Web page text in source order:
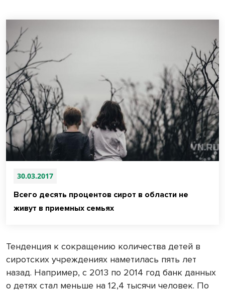
30.03.2017
Всего десять процентов сирот в области не
живут в приемных семьях
Тенденция к сокращению количества детей в
сиротских учреждениях наметилась пять лет
назад. Например, с 2013 по 2014 год банк данных
о детях стал меньше на 12,4 тысячи человек. По